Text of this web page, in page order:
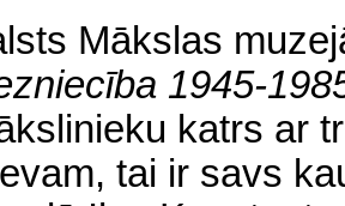
Mākslas
1945-
katrs ar
tai ir savs